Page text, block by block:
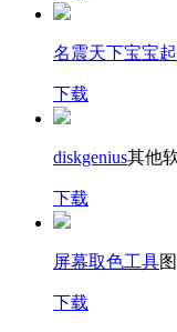
名震天下宝宝
下载
diskgenius其他
下载
屏幕取色工具
下载